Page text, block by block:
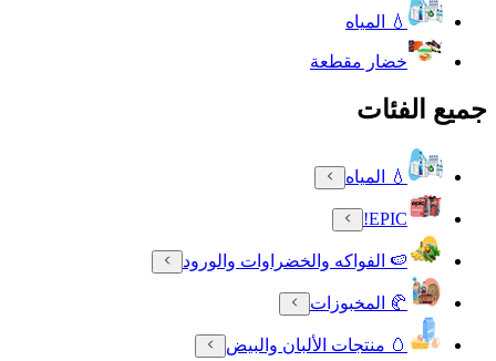
💧 المياه
خضار مقطعة
جميع الفئات
💧 المياه
EPIC!
🍉 الفواكه والخضراوات والورود
🥐 المخبوزات
🥚 منتجات الألبان والبيض